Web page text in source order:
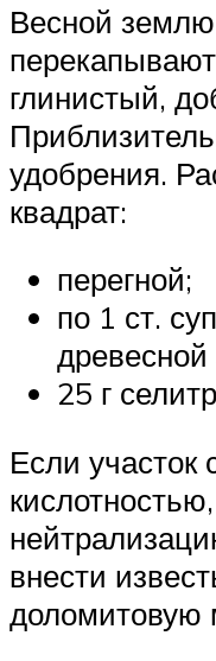
Весной
глинистый,
удобрения.
квадрат:
перегной;
по 1 ст.
25 г
Если
внести
доломитовую